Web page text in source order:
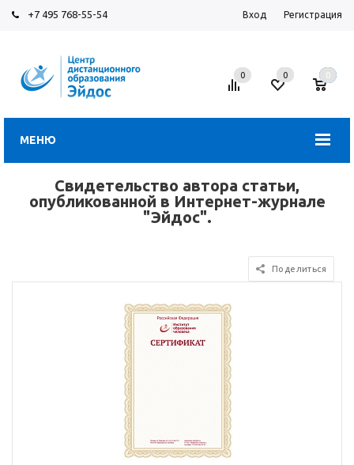
+7 495 768-55-54 Вход Регистрация
МЕНЮ
0 0 0
Свидетельство автора статьи,
опубликованной в Интернет-журнале
"Эйдос".
Поделиться